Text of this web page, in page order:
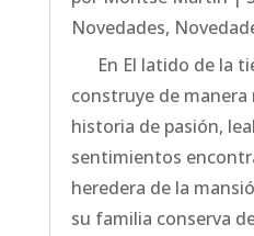
Novedades,
En El latido de la
construye de
historia de pasión,
sentimientos
heredera de la
su familia conserva